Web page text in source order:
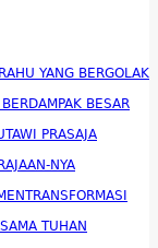
YANG BERGOLAK
BESAR
PRASAJA
NYA
TUHAN